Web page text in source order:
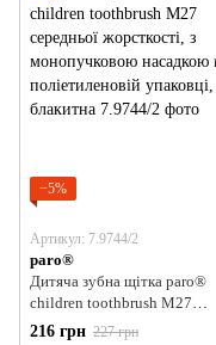
−5%
Артикул: 7.9744/2
paro®
Дитяча зубна щітка paro®
children toothbrush M27
середньої жорсткості, з
216 грн 227 грн